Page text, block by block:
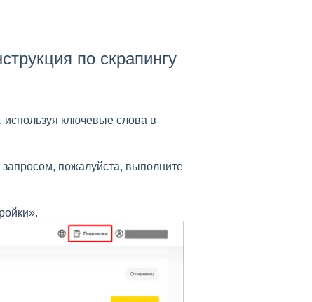
по скрапингу
используя ключевые слова в
пожалуйста, выполните